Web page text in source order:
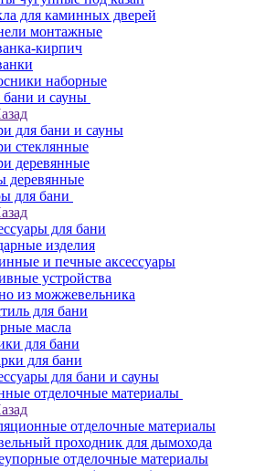
для каминных дверей
монтажные
кирпич
наборные
бани и сауны
для бани и сауны
стеклянные
деревянные
деревянные
для бани
для бани
изделия
и печные аксессуары
устройства
из можжевельника
для бани
масла
для бани
для бани
для бани и сауны
отделочные материалы
отделочные материалы
проходник для дымохода
отделочные материалы